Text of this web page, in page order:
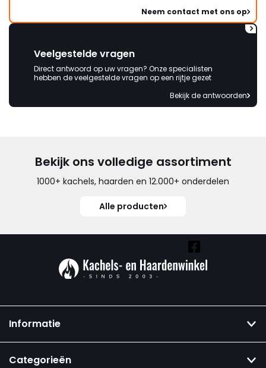
Neem contact met ons op
Veelgestelde vragen
Direct antwoord op uw vragen? Onze specialisten
hebben de veelgestelde vragen op een rijtje gezet
Bekijk de antwoorden
Bekijk ons volledige assortiment
1000+ kachels, haarden en 12.000+ onderdelen
Alle producten
Informatie
Categorieën